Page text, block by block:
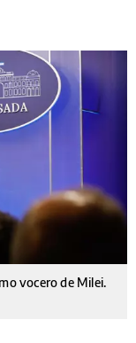
vocero de Milei.